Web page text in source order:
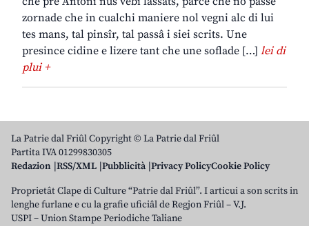
zornade che in cualchi maniere nol vegni alc di lui
tes mans, tal pinsîr, tal passâ i siei scrits. Une
presince cidine e lizere tant che une soflade […] lei di
plui +
La Patrie dal Friûl Copyright © La Patrie dal Friûl
Partita IVA 01299830305
Redazion RSS/XML Pubblicità Privacy PolicyCookie Policy
Proprietât Clape di Culture “Patrie dal Friûl”. I articui a son scrits in
lenghe furlane e cu la grafie uficiâl de Regjon Friûl – V.J.
USPI – Union Stampe Periodiche Taliane